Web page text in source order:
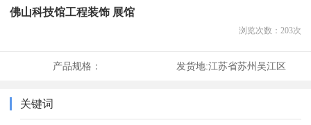
佛山科技馆工程装饰 展馆
浏览次数： 203次
产品规格： 发货地:江苏省苏州吴江区
关键词